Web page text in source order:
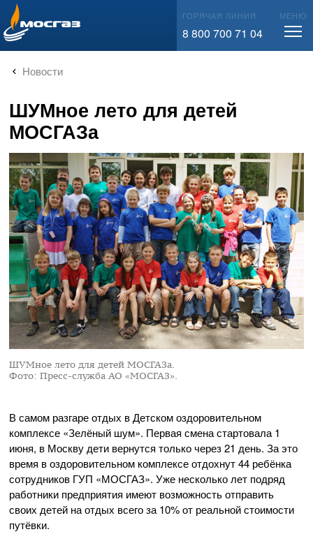
info@mos-gaz.ru ГОРЯЧАЯ ЛИНИЯ
8 800 700 71 04
МЕНЮ
Новости
ШУМное лето для детей
МОСГАЗа
ШУМное лето для детей МОСГАЗа.
Фото: Пресс-служба АО «МОСГАЗ».
В самом разгаре отдых в Детском оздоровительном
комплексе «Зелёный шум». Первая смена стартовала 1
июня, в Москву дети вернутся только через 21 день. За это
время в оздоровительном комплексе отдохнут 44 ребёнка
сотрудников ГУП «МОСГАЗ». Уже несколько лет подряд
работники предприятия имеют возможность отправить
своих детей на отдых всего за 10% от реальной стоимости
путёвки.